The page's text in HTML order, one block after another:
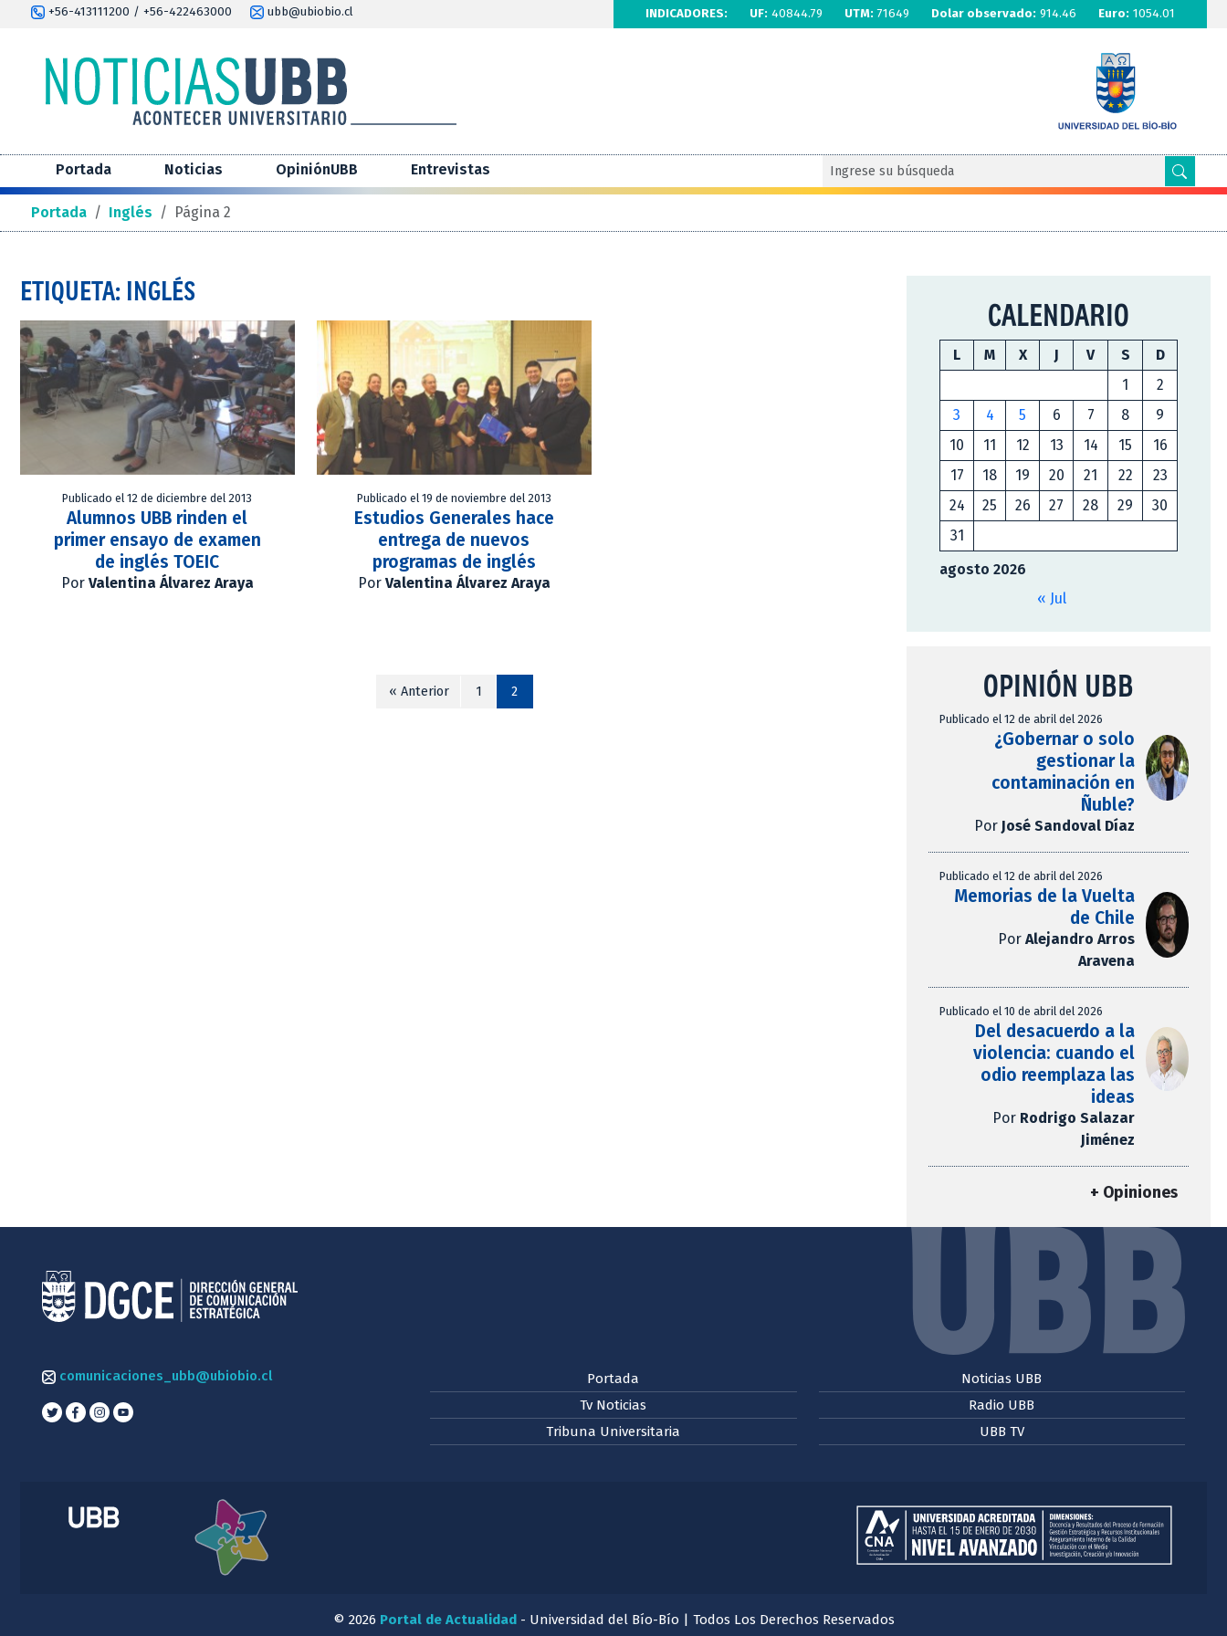
+56-413111200 / +56-422463000 ubb@ubiobio.cl INDICADORES: UF: 40844.79 UTM: 71649 Dolar observado: 914.46 Euro: 1054.01
Portada Noticias OpiniónUBB Entrevistas
Portada / Inglés / Página 2
ETIQUETA: INGLÉS
Publicado el 12 de diciembre del 2013
Alumnos UBB rinden el
primer ensayo de examen
de inglés TOEIC
Por Valentina Álvarez Araya
Publicado el 19 de noviembre del 2013
Estudios Generales hace
entrega de nuevos
programas de inglés
Por Valentina Álvarez Araya
« Anterior 1 2
CALENDARIO
agosto 2026
L M X J V S
D
1
2
3
4 5 6 7 8
9
10
11 12 13 14 15
16
17
18 19 20 21 22
23
24
25 26 27 28 29
30
31
« Jul
OPINIÓN UBB
Publicado el 12 de abril del 2026
¿Gobernar o solo
gestionar la
contaminación en
Ñuble?
Por José Sandoval Díaz
Publicado el 12 de abril del 2026
Memorias de la Vuelta
de Chile
Por Alejandro Arros
Aravena
Publicado el 10 de abril del 2026
Del desacuerdo a la
violencia: cuando el
odio reemplaza las
ideas
Por Rodrigo Salazar
Jiménez
+ Opiniones
comunicaciones_ubb@ubiobio.cl
Portada
Tv Noticias
Tribuna Universitaria
Noticias UBB
Radio UBB
UBB TV
© 2026 Portal de Actualidad- Universidad del Bío-Bío | Todos Los Derechos Reservados